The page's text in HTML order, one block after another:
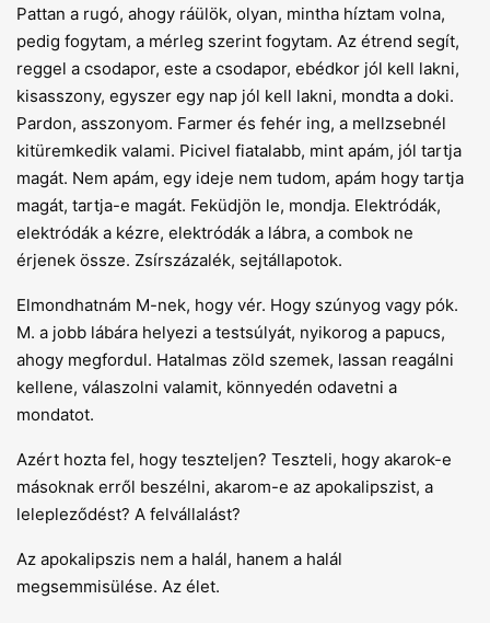
Pattan a rugó, ahogy ráülök, olyan, mintha híztam volna,
pedig fogytam, a mérleg szerint fogytam. Az étrend segít,
reggel a csodapor, este a csodapor, ebédkor jól kell lakni,
kisasszony, egyszer egy nap jól kell lakni, mondta a doki.
Pardon, asszonyom. Farmer és fehér ing, a mellzsebnél
kitüremkedik valami. Picivel fiatalabb, mint apám, jól tartja
magát. Nem apám, egy ideje nem tudom, apám hogy tartja
magát, tartja-e magát. Feküdjön le, mondja. Elektródák,
elektródák a kézre, elektródák a lábra, a combok ne
érjenek össze. Zsírszázalék, sejtállapotok.
Elmondhatnám M-nek, hogy vér. Hogy szúnyog vagy pók.
M. a jobb lábára helyezi a testsúlyát, nyikorog a papucs,
ahogy megfordul. Hatalmas zöld szemek, lassan reagálni
kellene, válaszolni valamit, könnyedén odavetni a
mondatot.
Azért hozta fel, hogy teszteljen? Teszteli, hogy akarok-e
másoknak erről beszélni, akarom-e az apokalipszist, a
lelepleződést? A felvállalást?
Az apokalipszis nem a halál, hanem a halál
megsemmisülése. Az élet.